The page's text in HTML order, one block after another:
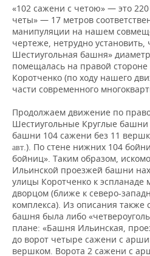
ХОККЕЙ С МЯЧОМ
ПРОИСШЕСТВИЯ
«102 сажени с четою» — это
четы» — 17 метров
манипуляции на нашем
чертеже, нетрудно установить,
Шестиугольная башня»
помещалась на правой
Коротченко (по ходу нашего
части современного
Продолжаем движение по
Шестиугольные Круглые
башни 104 сажени без 11
авт.). По стене нижних 104
бойниц». Таким образом,
Ильинской проезжей башни
улицы Коротченко к
дворцом (ближе к северо-
комплекса). Из описания также
башня была либо
плане: «Башня Ильинская,
до ворот четыре сажени с
вершком. Ворота 2 сажени с